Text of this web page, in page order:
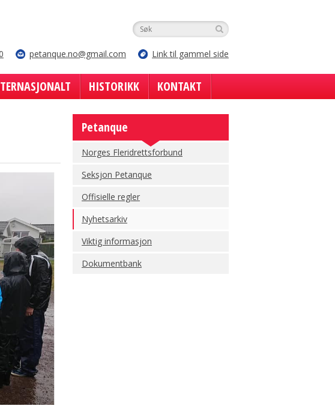
petanque.no@gmail.com Link til gammel side
HISTORIKK KONTAKT
Petanque
Norges Fleridrettsforbund
Seksjon Petanque
Offisielle regler
Nyhetsarkiv
Viktig informasjon
Dokumentbank